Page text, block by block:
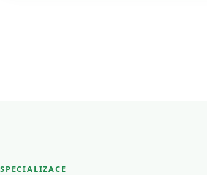
SPECIALIZACE